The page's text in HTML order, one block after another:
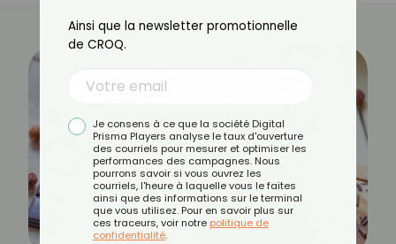
Ainsi que la newsletter promotionnelle
de CROQ.
Je consens à ce que la société Digital
Prisma Players analyse le taux d'ouverture
des courriels pour mesurer et optimiser les
performances des campagnes. Nous
pourrons savoir si vous ouvrez les
courriels, l'heure à laquelle vous le faites
ainsi que des informations sur le terminal
que vous utilisez. Pour en savoir plus sur
ces traceurs, voir notre politique de
confidentialité.